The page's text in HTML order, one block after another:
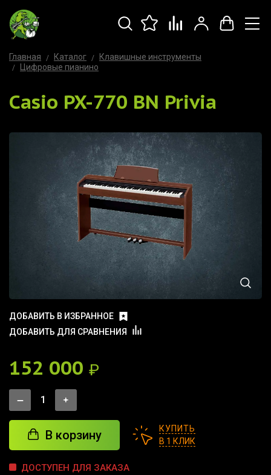
Главная Каталог
Клавишные инструменты
Цифровые пианино
Casio PX-770 BN Privia
ДОБАВИТЬ В ИЗБРАННОЕ
ДОБАВИТЬ ДЛЯ СРАВНЕНИЯ
152 000 ₽
В корзину
КУПИТЬ
В 1 КЛИК
ДОСТУПЕН ДЛЯ ЗАКАЗА